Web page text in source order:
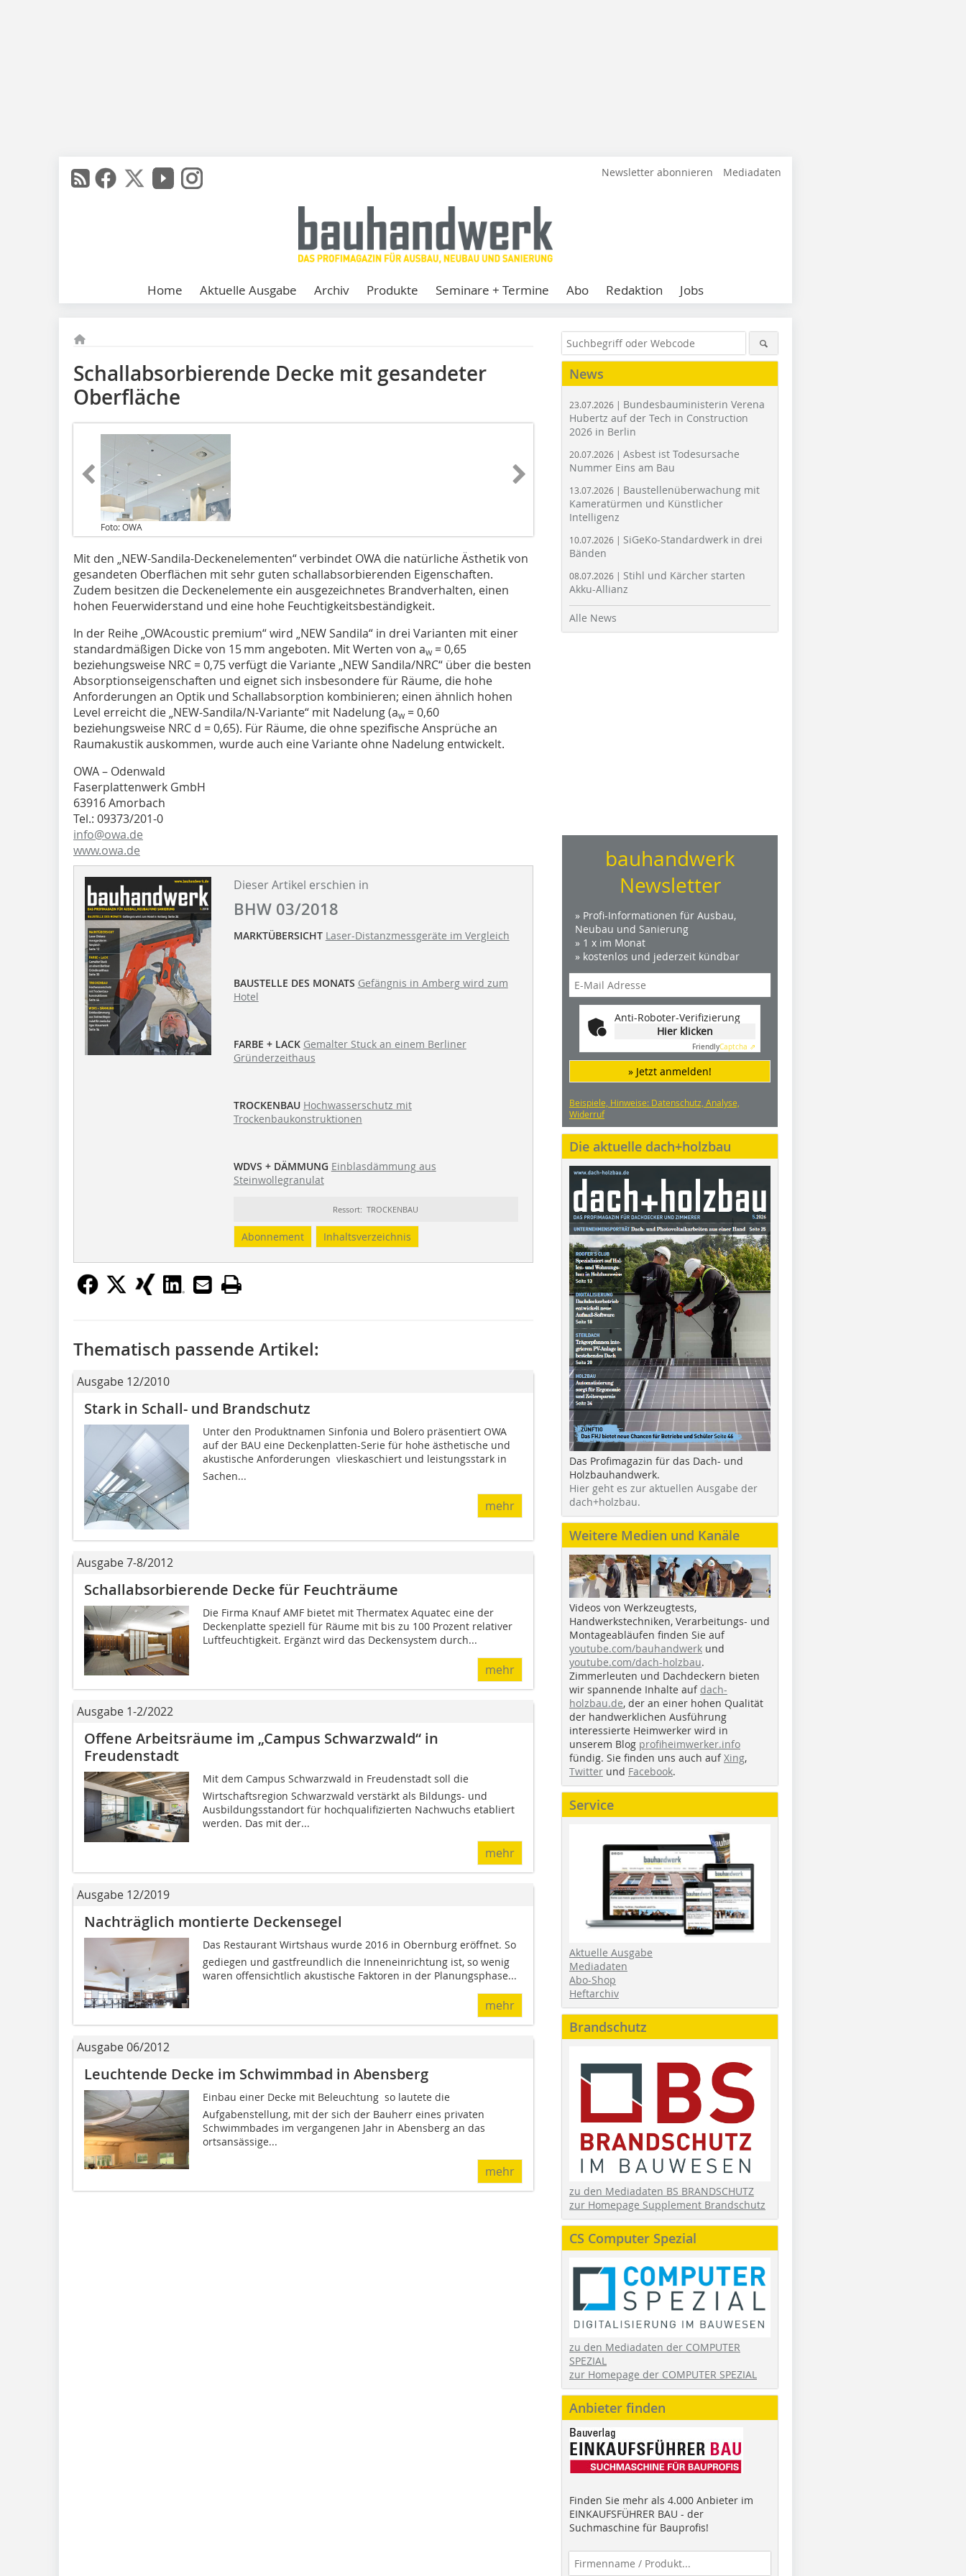
Newsletter abonnieren Mediadaten
Home Aktuelle Ausgabe Archiv Produkte Seminare + Termine Abo Redaktion Jobs
Schallabsorbierende Decke mit gesandeter
Oberfläche
Foto: OWA
Mit den „NEW-Sandila-Deckenelementen“ verbindet OWA die natürliche Ästhetik von
gesandeten Oberflächen mit sehr guten schallabsorbierenden Eigenschaften.
Zudem besitzen die Deckenelemente ein ausgezeichnetes Brandverhalten, einen
hohen Feuerwiderstand und eine hohe Feuchtigkeitsbeständigkeit.
In der Reihe „OWAcoustic premium“ wird „NEW Sandila“ in drei Varianten mit einer
standardmäßigen Dicke von 15 mm angeboten. Mit Werten von aw = 0,65
beziehungsweise NRC = 0,75 verfügt die Variante „NEW Sandila/NRC“ über die besten
Absorptionseigenschaften und eignet sich insbesondere für Räume, die hohe
Anforderungen an Optik und Schall­absorption kombinieren; einen ähnlich hohen
Level erreicht die „NEW-Sandila/N-Variante“ mit Nadelung (aw = 0,60
beziehungsweise NRC d = 0,65). Für Räume, die ohne spezifische Ansprüche an
Raumakustik auskommen, wurde auch eine Variante ohne Nadelung entwickelt.
OWA – Odenwald
Faserplattenwerk GmbH
63916 Amorbach
Tel.: 09373/201-0
info@owa.de
www.owa.de
Dieser Artikel erschien in
BHW 03/2018
MARKTÜBERSICHT Laser-Distanzmessgeräte im Vergleich
BAUSTELLE DES MONATS Gefängnis in Amberg wird zum
Hotel
FARBE + LACK Gemalter Stuck an einem Berliner
Gründerzeithaus
TROCKENBAU Hochwasserschutz mit
Trockenbaukonstruktionen
WDVS + DÄMMUNG Einblasdämmung aus
Steinwollegranulat
Ressort: TROCKENBAU
Abonnement Inhaltsverzeichnis
Thematisch passende Artikel:
Ausgabe 12/2010
Stark in Schall- und Brandschutz
Unter den Produktnamen Sinfonia und Bolero präsentiert OWA
auf der BAU eine Deckenplatten-Serie für hohe ästhetische und
akustische Anforderungen  vlieskaschiert und leistungsstark in
Sachen...
mehr
Ausgabe 7-8/2012
Schallabsorbierende Decke für Feuchträume
Die Firma Knauf AMF bietet mit Thermatex Aquatec eine der
Deckenplatte speziell für Räume mit bis zu 100 Prozent relativer
Luftfeuchtigkeit. Ergänzt wird das Deckensystem durch...
mehr
Ausgabe 1-2/2022
Offene Arbeitsräume im „Campus Schwarzwald“ in
Freudenstadt
Mit dem Campus Schwarzwald in Freudenstadt soll die
Wirtschaftsregion Schwarzwald verstärkt als Bildungs- und
Ausbildungsstandort für hochqualifizierten Nachwuchs etabliert
werden. Das mit der...
mehr
Ausgabe 12/2019
Nachträglich montierte Deckensegel
Das Restaurant Wirtshaus wurde 2016 in Obernburg eröffnet. So
gediegen und gastfreundlich die Inneneinrichtung ist, so wenig
waren offensichtlich akustische Faktoren in der Planungsphase...
mehr
Ausgabe 06/2012
Leuchtende Decke im Schwimmbad in Abensberg
Einbau einer Decke mit Beleuchtung  so lautete die
Aufgabenstellung, mit der sich der Bauherr eines privaten
Schwimmbades im vergangenen Jahr in Abensberg an das
ortsansässige...
mehr
News
23.07.2026 | Bundesbauministerin Verena
Hubertz auf der Tech in Construction
2026 in Berlin
20.07.2026 | Asbest ist Todesursache
Nummer Eins am Bau
13.07.2026 | Baustellenüberwachung mit
Kameratürmen und Künstlicher
Intelligenz
10.07.2026 | SiGeKo-Standardwerk in drei
Bänden
08.07.2026 | Stihl und Kärcher starten
Akku-Allianz
Alle News
bauhandwerk
Newsletter
» Profi-Informationen für Ausbau,
Neubau und Sanierung
» 1 x im Monat
» kostenlos und jederzeit kündbar
Anti-Roboter-Verifizierung
Hier klicken
FriendlyCaptcha ⇗
» Jetzt anmelden!
Beispiele, Hinweise: Datenschutz, Analyse,
Widerruf
Die aktuelle dach+holzbau
Das Profimagazin für das Dach- und
Holzbauhandwerk.
Hier geht es zur aktuellen Ausgabe der
dach+holzbau.
Weitere Medien und Kanäle
Videos von Werkzeugtests,
Handwerkstechniken, Verarbeitungs- und
Montageabläufen finden Sie auf
youtube.com/bauhandwerk und
youtube.com/dach-holzbau.
Zimmerleuten und Dachdeckern bieten
wir spannende Inhalte auf dach-
holzbau.de, der an einer hohen Qualität
der handwerklichen Ausführung
interessierte Heimwerker wird in
unserem Blog profiheimwerker.info
fündig. Sie finden uns auch aufXing,
Twitter und Facebook.
Service
Aktuelle Ausgabe
Mediadaten
Abo-Shop
Heftarchiv
Brandschutz
zu den Mediadaten BS BRANDSCHUTZ
zur Homepage Supplement Brandschutz
CS Computer Spezial
zu den Mediadaten der COMPUTER
SPEZIAL
zur Homepage der COMPUTER SPEZIAL
Anbieter finden
Finden Sie mehr als 4.000 Anbieter im
EINKAUFSFÜHRER BAU - der
Suchmaschine für Bauprofis!